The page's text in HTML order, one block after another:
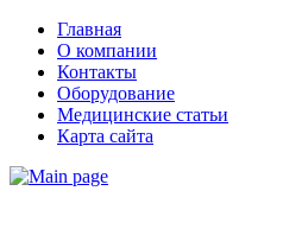
Главная
О компании
Контакты
Оборудование
Медицинские статьи
Карта сайта